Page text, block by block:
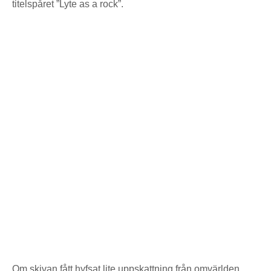
titelspåret ”Lyte as a rock”.
Om skivan fått hyfsat lite uppskattning från omvärlden